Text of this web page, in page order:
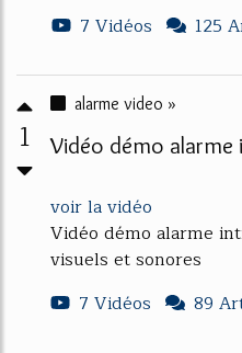
7 Vidéos
125
1
alarme video »
Vidéo démo
voir la vidéo
Vidéo démo alarme
visuels et sonores
7 Vidéos
89